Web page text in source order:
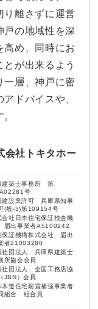
り離さずに運営
戸の地域性を深
高め、同時にお
が出来るよう
一層、神戸に密
ドバイスや、
会社トキタホー
建築士事務所 第
号
建設業許可 兵庫県知事
(般-3)第109154号
会社日本住宅保証検査機
出事業者A5100242
保証機構株式会社 届出
者21003280
社団法人 兵庫県建築士
所協会会員
社団法人 全国工務店協
JBN）会員
木造住宅耐震補強事業者
組合 組合員